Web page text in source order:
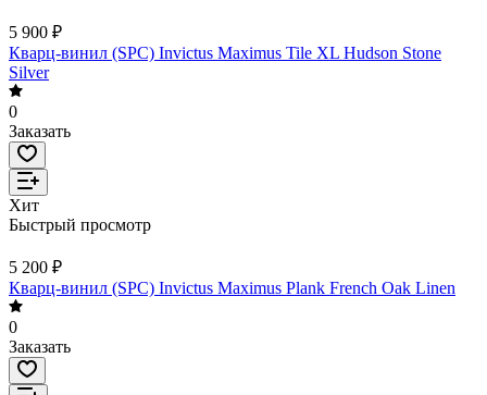
5 900 ₽
Кварц-винил (SPC) Invictus Maximus Tile XL Hudson Stone
Silver
0
Заказать
Хит
Быстрый просмотр
5 200 ₽
Кварц-винил (SPC) Invictus Maximus Plank French Oak Linen
0
Заказать